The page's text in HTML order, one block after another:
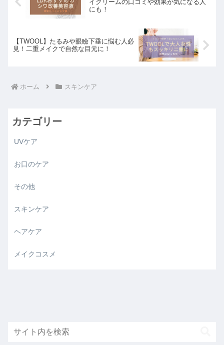
イクリームの口コミや効果が気になる人
にも！
【TWOOL】たるみや眼瞼下垂に悩む人必
見！二重メイクで自然な目元に！
ホーム スキンケア
カテゴリー
UVケア
お口のケア
その他
スキンケア
ヘアケア
メイクコスメ